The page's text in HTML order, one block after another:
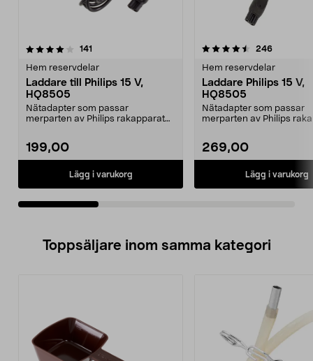
141
Hem reservdelar
Laddare till Philips 15 V,
HQ8505
Nätadapter som passar
merparten av Philips rakapparater
199,00
Lägg i varukorg
4.5av 5 stjärnor 246
Hem reservdelar
Laddare Philips 15 V,
HQ8505
Nätadapter som passar
merparten av Philips
269,00
Lägg i varukorg
4.5av 5 stjärnor
Toppsäljare inom samma kategori